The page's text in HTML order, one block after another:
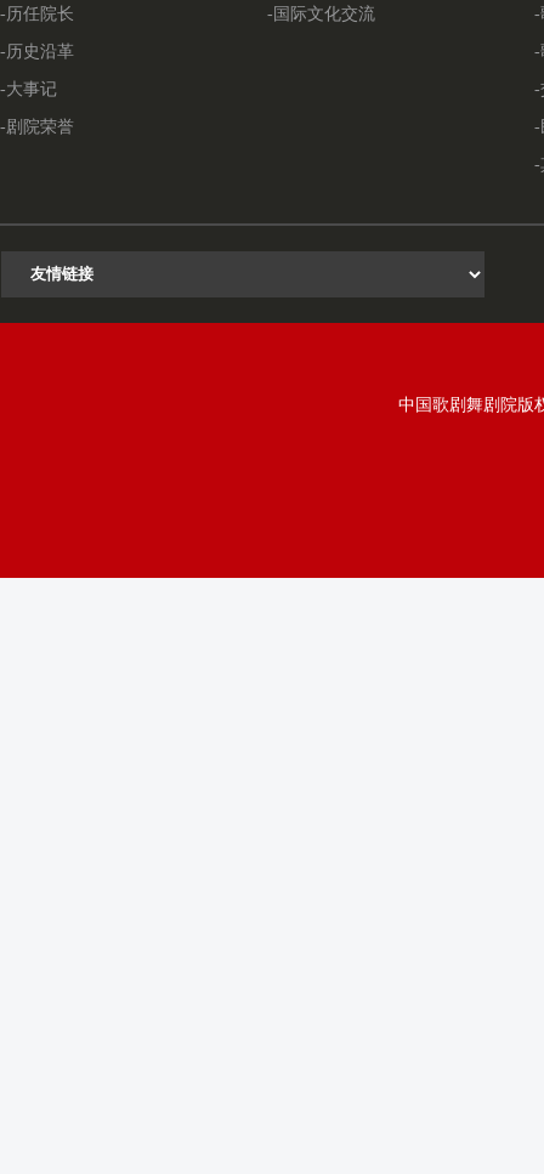
-历任院长
-历史沿革
-大事记
-剧院荣誉
-国际文化交流 -
-
-
-
-
中国歌剧舞剧院版